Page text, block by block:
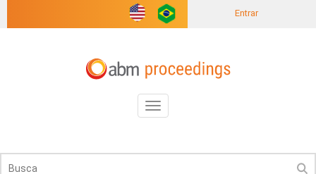
Entrar
Toggle
navigation